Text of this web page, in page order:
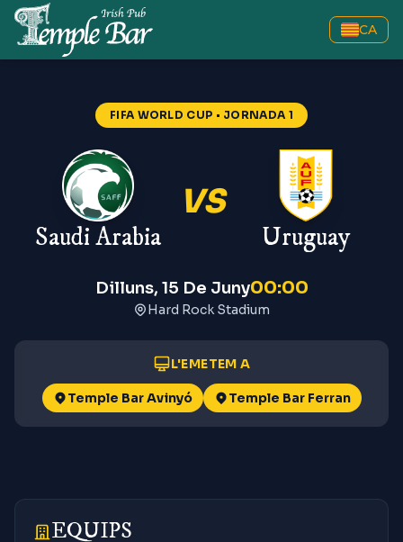
CA
FIFA WORLD CUP • JORNADA 1
Saudi Arabia
VS
Uruguay
Dilluns, 15 De Juny00:00
Hard Rock Stadium
L'EMETEM A
Temple Bar Avinyó Temple Bar Ferran
EQUIPS